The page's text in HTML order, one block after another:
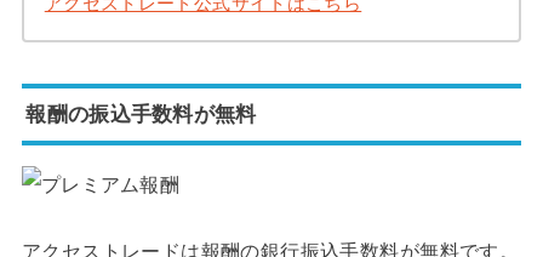
報酬の振込手数料が無料
アクセストレードは報酬の銀行振込手数料が無料です。